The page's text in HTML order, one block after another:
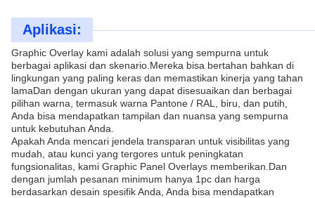
Aplikasi:
Graphic Overlay kami adalah solusi yang sempurna untuk
berbagai aplikasi dan skenario.Mereka bisa bertahan bahkan di
lingkungan yang paling keras dan memastikan kinerja yang tahan
lamaDan dengan ukuran yang dapat disesuaikan dan berbagai
pilihan warna, termasuk warna Pantone / RAL, biru, dan putih,
Anda bisa mendapatkan tampilan dan nuansa yang sempurna
untuk kebutuhan Anda.
Apakah Anda mencari jendela transparan untuk visibilitas yang
mudah, atau kunci yang tergores untuk peningkatan
fungsionalitas, kami Graphic Panel Overlays memberikan.Dan
dengan jumlah pesanan minimum hanya 1pc dan harga
berdasarkan desain spesifik Anda, Anda bisa mendapatkan